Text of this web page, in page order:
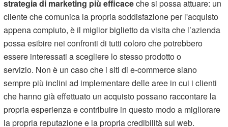
strategia di marketing più efficaceche si possa attuare: un
cliente che comunica la propria soddisfazione per l'acquisto
appena compiuto, è il miglior biglietto da visita che l’azienda
possa esibire nei confronti di tutti coloro che potrebbero
essere interessati a scegliere lo stesso prodotto o
servizio. Non è un caso che i siti di e-commerce siano
sempre più inclini ad implementare delle aree in cui i clienti
che hanno già effettuato un acquisto possano raccontare la
propria esperienza e contribuire in questo modo a migliorare
la propria reputazione e la propria credibilità sul web.